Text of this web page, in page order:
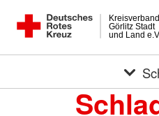
und Land
Görlitz Stadt
Kreisverband